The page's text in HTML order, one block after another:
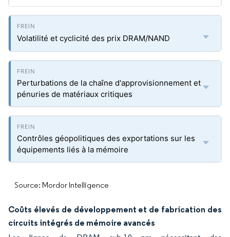
Volatilité et cyclicité des prix DRAM/NAND
Perturbations de la chaîne d'approvisionnement et
pénuries de matériaux critiques
Contrôles géopolitiques des exportations sur les
équipements liés à la mémoire
Source: Mordor Intelligence
Coûts élevés de développement et de fabrication des
circuits intégrés de mémoire avancés